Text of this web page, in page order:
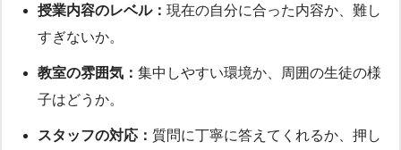
授業内容のレベル： 現在の自分に合った内容か、難し
すぎないか。
教室の雰囲気： 集中しやすい環境か、周囲の生徒の様
子はどうか。
スタッフの対応： 質問に丁寧に答えてくれるか、押し